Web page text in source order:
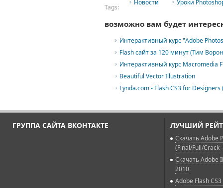
Tags:
Новости Уроки
возможно вам будет
Интерактивный курс "Adobe
Flash сайт за 120 минут (Тим
Интерактивный курс Macromedia
Beautiful Vector Illustration
Lynda.com - Flash CS3 for Designers
ГРУППА САЙТА ВКОНТАКТЕ ЛУЧШИЙ
Скачать Adobe
(Final/Full/Crack
Скачать Adobe
2010
Adobe Flash